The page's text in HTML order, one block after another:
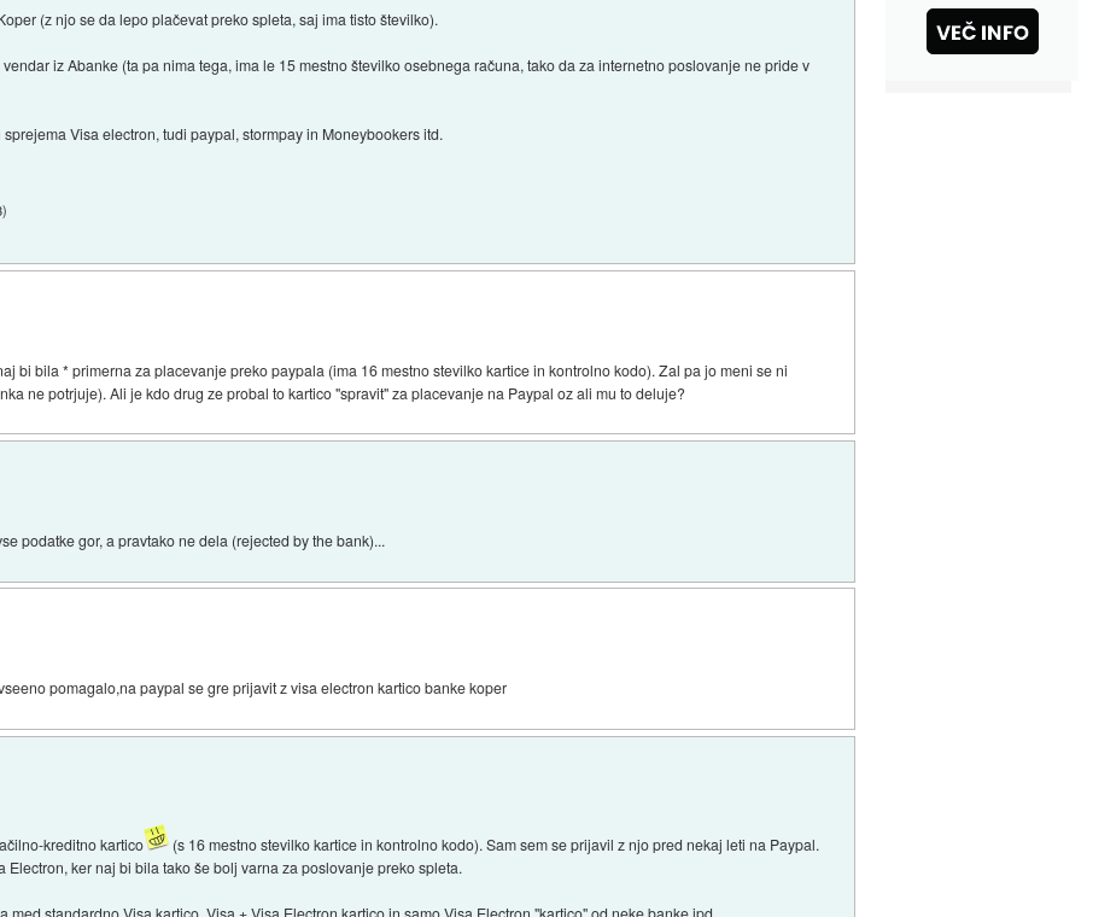
(z njo se da lepo plačevat preko spleta, saj ima tisto številko).
iz Abanke (ta pa nima tega, ima le 15 mestno številko osebnega računa, tako da za internetno poslovanje ne pride v
Visa electron, tudi paypal, stormpay in Moneybookers itd.
)
bi bila * primerna za placevanje preko paypala (ima 16 mestno stevilko kartice in kontrolno kodo). Zal pa jo meni se ni
ne potrjuje). Ali je kdo drug ze probal to kartico "spravit" za placevanje na Paypal oz ali mu to deluje?
podatke gor, a pravtako ne dela (rejected by the bank)...
pomagalo,na paypal se gre prijavit z visa electron kartico banke koper
kreditno kartico
(s 16 mestno stevilko kartice in kontrolno kodo). Sam sem se prijavil z njo pred nekaj leti na Paypal.
Electron, ker naj bi bila tako še bolj varna za poslovanje preko spleta.
med standardno Visa kartico, Visa + Visa Electron kartico in samo Visa Electron "kartico" od neke banke ipd.